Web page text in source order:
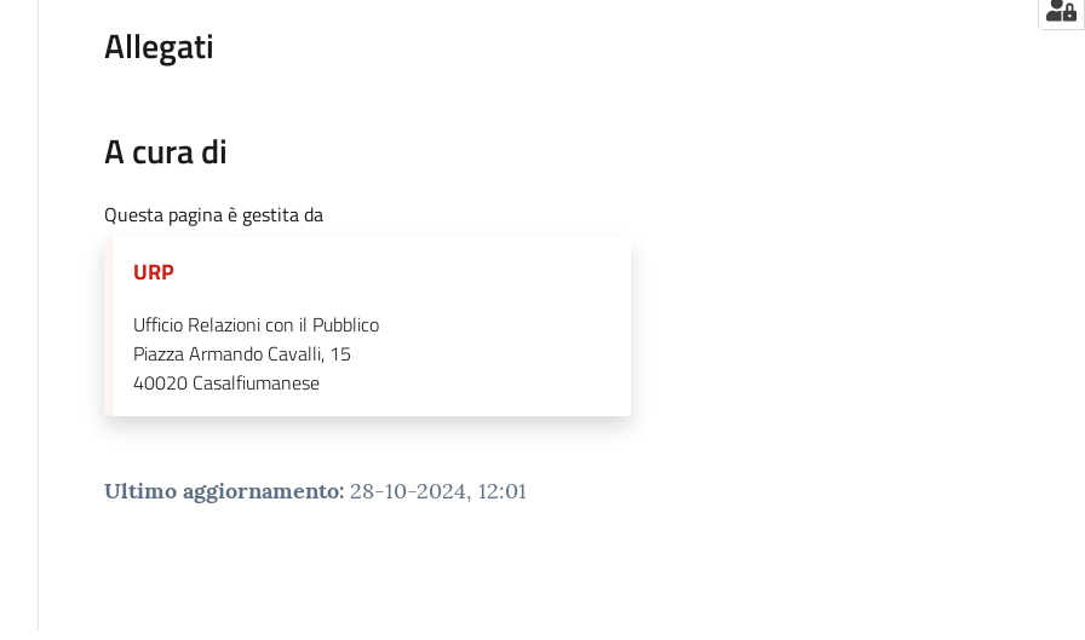
Allegati
A cura di
Questa pagina è gestita da
URP
Ufficio Relazioni con il Pubblico
Piazza Armando Cavalli, 15
40020 Casalfiumanese
Ultimo aggiornamento: 28-10-2024, 12:01